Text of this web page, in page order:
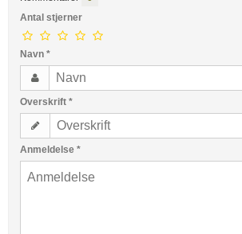
Antal stjerner
Navn *
Overskrift *
Anmeldelse *